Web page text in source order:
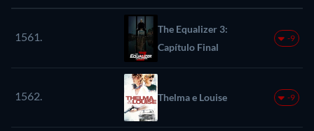
1561.
The Equalizer 3:
Capítulo Final
-9
1562. Thelma e Louise -9